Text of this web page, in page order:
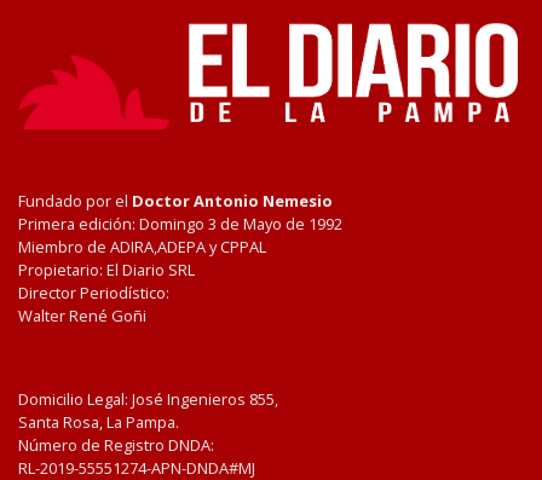
Fundado por el Doctor Antonio Nemesio
Primera edición: Domingo 3 de Mayo de 1992
Miembro de ADIRA,ADEPA y CPPAL
Propietario: El Diario SRL
Director Periodístico:
Walter René Goñi
Domicilio Legal: José Ingenieros 855,
Santa Rosa, La Pampa.
Número de Registro DNDA:
RL-2019-55551274-APN-DNDA#MJ